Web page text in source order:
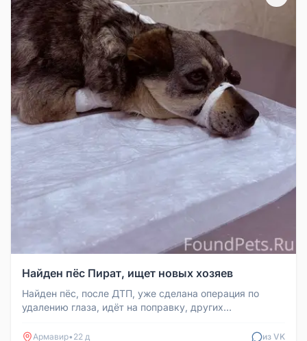
Найден пёс Пират, ищет новых хозяев
Найден пёс, после ДТП, уже сделана операция по
удалению глаза, идёт на поправку, других
Армавир• 22 д из VK